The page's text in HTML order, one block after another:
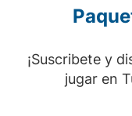
¡Suscribete y
jugar en